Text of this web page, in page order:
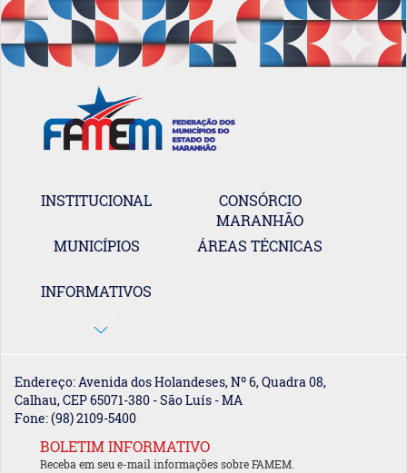
INSTITUCIONAL
CONSÓRCIO
MARANHÃO
MUNICÍPIOS
ÁREAS TÉCNICAS
INFORMATIVOS
Endereço: Avenida dos Holandeses, Nº 6, Quadra 08,
Calhau, CEP 65071-380 - São Luís - MA
Fone: (98) 2109-5400
BOLETIM INFORMATIVO
Receba em seu e-mail informações sobre FAMEM.